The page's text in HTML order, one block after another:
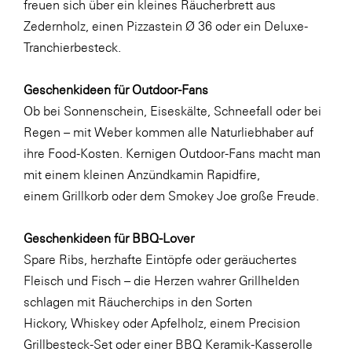
Fressnapf
FRoSTA
Gardena
Gas Connect Austria
GBV - Verband gemeinnütziger
Bauvereinigungen
Getzner Werkstoffe
ikp
Johnson & Johnson
JELD-WEN DANA
kosaplaner
freuen sich über ein kleines Räucherbrett aus
Zedernholz , einen Pizzastein Ø 36 oder ein Deluxe-
Tranchierbesteck
Geschenkideen für Outdoor-Fans
Ob bei Sonnenschein, Eiseskälte, Schneefall oder bei
Regen – mit Weber kommen alle Naturliebhaber auf
ihre Food-Kosten. Kernigen Outdoor-Fans macht man
mit einem kleinen Anzündkamin Rapidfire
einem Grillkorb oder dem Smokey Joe große Freude.
Geschenkideen für BBQ-Lover
Spare Ribs, herzhafte Eintöpfe oder geräuchertes
Fleisch und Fisch – die Herzen wahrer Grillhelden
schlagen mit Räucherchips in den Sorten
Hickory, Whiskey oderApfelholz , einem Precision
Grillbesteck-Set oder einer BBQ Keramik-Kasserolle